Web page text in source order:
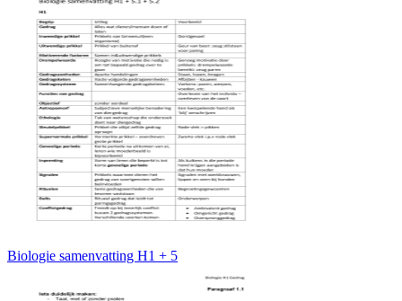
Biologie samenvatting H1 + 5